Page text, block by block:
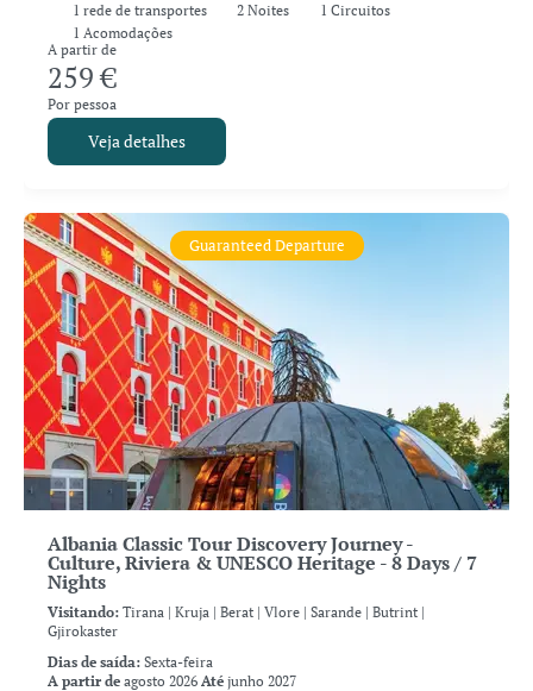
1 rede de transportes 2 Noites
1 Circuitos
1 Acomodações
A partir de
259 €
Por pessoa
Veja detalhes
Guaranteed Departure
Albania Classic Tour Discovery Journey -
Culture, Riviera & UNESCO Heritage - 8 Days / 7
Nights
Visitando: Tirana | Kruja | Berat | Vlore | Sarande | Butrint |
Gjirokaster
Dias de saída: Sexta-feira
A partir de agosto 2026 Até junho 2027